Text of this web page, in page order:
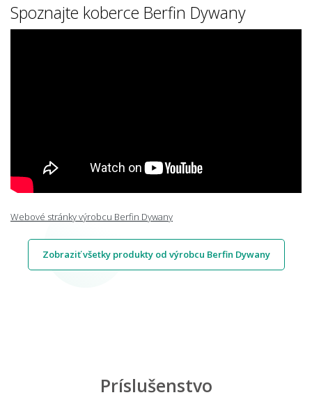
Spoznajte koberce Berfin Dywany
Webové stránky výrobcu Berfin Dywany
Zobraziť všetky produkty od výrobcu Berfin Dywany
Príslušenstvo